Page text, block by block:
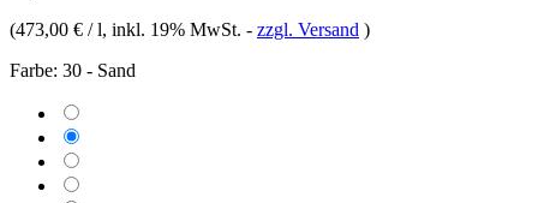
(473,00 € / l, inkl. 19% MwSt. - zzgl. Versand )
Farbe: 30 - Sand